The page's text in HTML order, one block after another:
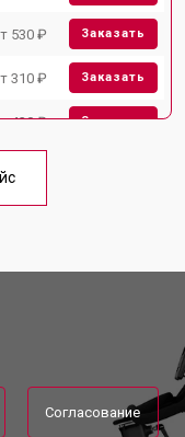
530 ₽ Заказать
310 ₽ Заказать
430 ₽ Заказать
1500 ₽
Согласование